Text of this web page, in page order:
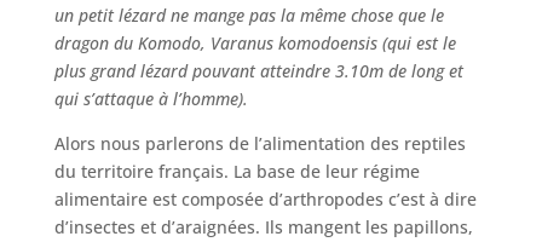
un petit lézard ne mange pas la même chose que le
dragon du Komodo, Varanus komodoensis (qui est le
plus grand lézard pouvant atteindre 3.10m de long et
qui s’attaque à l’homme).
Alors nous parlerons de l’alimentation des reptiles
du territoire français. La base de leur régime
alimentaire est composée d’arthropodes c’est à dire
d’insectes et d’araignées. Ils mangent les papillons,